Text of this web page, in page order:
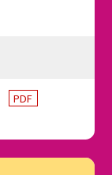
PDF